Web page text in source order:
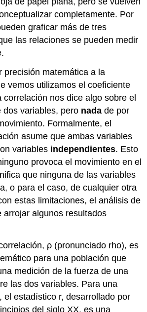
completamente. Por
graficar más de tres
las relaciones se pueden medir
precisión matemática a la
vemos utilizamos el coeficiente
correlación nos dice algo sobre el
dos variables, pero nada de por
Formalmente, el
asume que ambas variables
variables independientes. Esto
provoca el movimiento en el
que ninguna de las variables
o para el caso, de cualquier otra
estas limitaciones, el análisis de
arrojar algunos resultados
ρ (pronunciado rho), es
para una población que
medición de la fuerza de una
las dos variables. Para una
el estadístico r, desarrollado por
del siglo XX, es una